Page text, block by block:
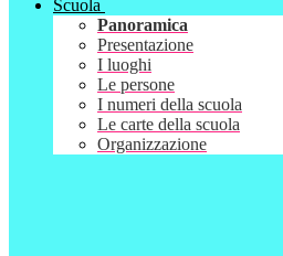
Scuola
Panoramica
Presentazione
I luoghi
Le persone
I numeri della scuola
Le carte della scuola
Organizzazione